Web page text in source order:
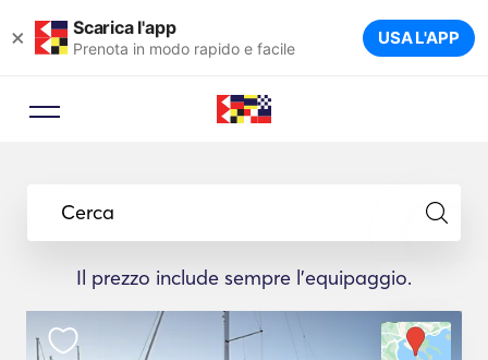
× Scarica l'app
Prenota in modo rapido e facile USA L'APP
Cerca
Il prezzo include sempre l'equipaggio.